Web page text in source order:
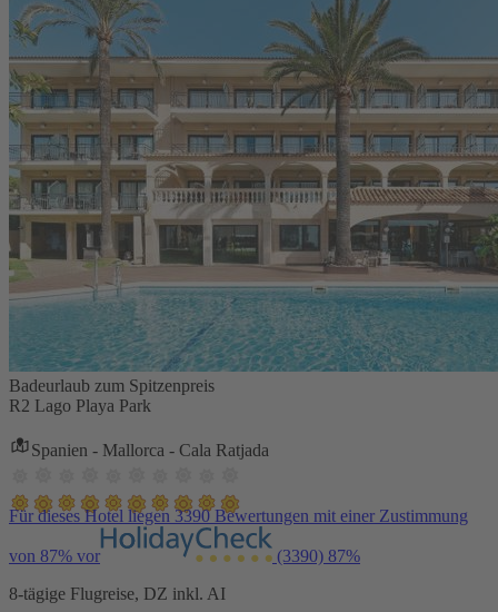
Badeurlaub zum Spitzenpreis
R2 Lago Playa Park
Spanien - Mallorca - Cala Ratjada
Für dieses Hotel liegen 3390 Bewertungen mit einer Zustimmung
von 87% vor (3390) 87%
8-tägige Flugreise, DZ inkl. AI